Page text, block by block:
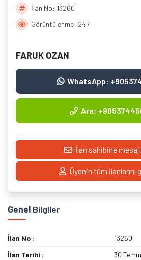
İlan No: 13260
Görüntülenme: 247
FARUK OZAN
WhatsApp:
Ara:
İlan sahibine
Üyenin tüm ilanlarını
Genel Bilgiler
İlan No
13260
İlan Tarihi
30